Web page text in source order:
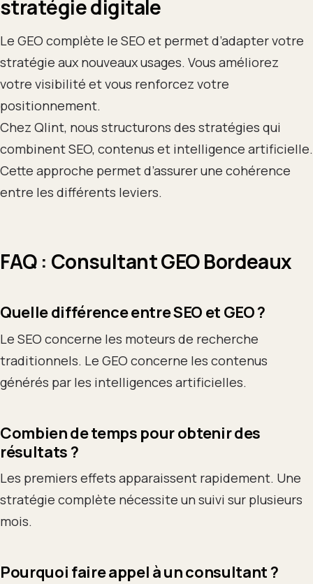
stratégie digitale
Le GEO complète le SEO et permet d’adapter votre
stratégie aux nouveaux usages. Vous améliorez
votre visibilité et vous renforcez votre
positionnement.
Chez Qlint, nous structurons des stratégies qui
combinent SEO, contenus et intelligence artificielle.
Cette approche permet d’assurer une cohérence
entre les différents leviers.
FAQ : Consultant GEO Bordeaux
Quelle différence entre SEO et GEO ?
Le SEO concerne les moteurs de recherche
traditionnels. Le GEO concerne les contenus
générés par les intelligences artificielles.
Combien de temps pour obtenir des
résultats ?
Les premiers effets apparaissent rapidement. Une
stratégie complète nécessite un suivi sur plusieurs
mois.
Pourquoi faire appel à un consultant ?